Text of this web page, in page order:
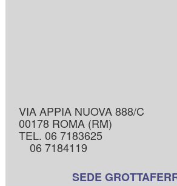
VIA APPIA NUOVA 888/C
00178 ROMA (RM)
TEL. 06 7183625
06 7184119
SEDE